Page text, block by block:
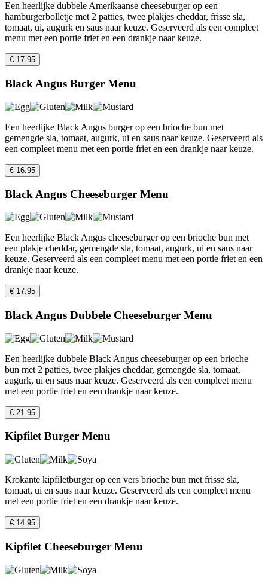
Een heerlijke dubbele Amerikaanse cheeseburger op een
hamburgerbolletje met 2 patties, twee plakjes cheddar, frisse sla,
tomaat, ui, augurk en saus naar keuze. Geserveerd als een compleet
menu met een portie friet en een drankje naar keuze.
€ 17.95
Black Angus Burger Menu
Een heerlijke Black Angus burger op een brioche bun met
gemengde sla, tomaat, augurk, ui en saus naar keuze. Geserveerd als
een compleet menu met een portie friet en een drankje naar keuze.
€ 16.95
Black Angus Cheeseburger Menu
Een heerlijke Black Angus cheeseburger op een brioche bun met
een plakje cheddar, gemengde sla, tomaat, augurk, ui en saus naar
keuze. Geserveerd als een compleet menu met een portie friet en een
drankje naar keuze.
€ 17.95
Black Angus Dubbele Cheeseburger Menu
Een heerlijke dubbele Black Angus cheeseburger op een brioche
bun met 2 patties, twee plakjes cheddar, gemengde sla, tomaat,
augurk, ui en saus naar keuze. Geserveerd als een compleet menu
met een portie friet en een drankje naar keuze.
€ 21.95
Kipfilet Burger Menu
Krokante kipfiletburger op een vers brioche bun met frisse sla,
tomaat, ui en saus naar keuze. Geserveerd als een compleet menu
met een portie friet en een drankje naar keuze.
€ 14.95
Kipfilet Cheeseburger Menu